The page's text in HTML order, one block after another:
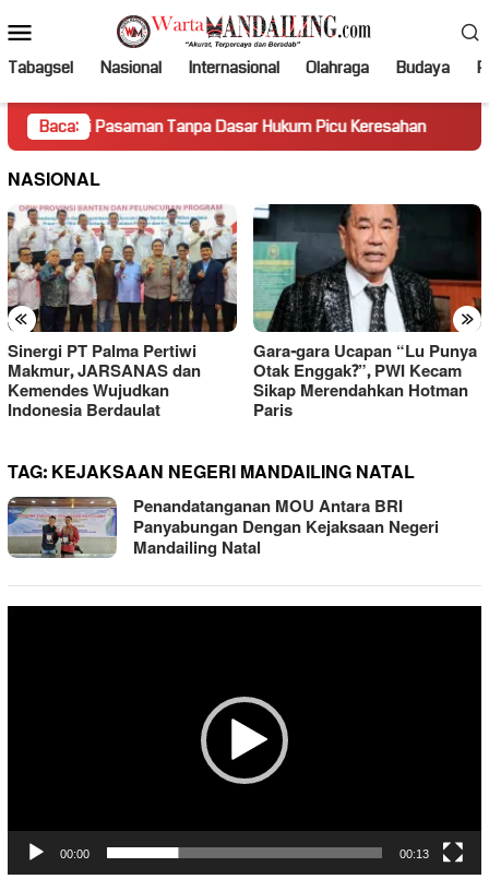
ke
kontenMobile
Tabagsel Nasional Internasional Olahraga Budaya
Baca:
Pasaman Tanpa Dasar Hukum Picu Keresahan Truk
NASIONAL
« »
Sinergi PT Palma Pertiwi
Makmur, JARSANAS dan
Kemendes Wujudkan
Indonesia Berdaulat
Gara-gara Ucapan “Lu Punya
Otak Enggak?”, PWI Kecam
Sikap Merendahkan Hotman
Paris
TAG:KEJAKSAAN NEGERI MANDAILING NATAL
Penandatanganan MOU Antara BRI
Panyabungan Dengan Kejaksaan Negeri
Mandailing Natal
00:00 00:13